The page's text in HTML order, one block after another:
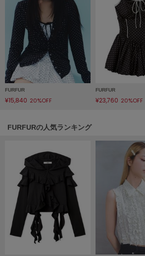
ハンター
HOKA ONEONE
ホカ オネオネ
KEEN
キーン
le coq sportif
ルコックスポルティフ
LeSportsac
レスポートサック
LILY BROWN
リリーブラウン
FURFUR
¥15,840 20%OFF
FURFUR
¥23,760 20%OFF
FURFURの人気ランキング